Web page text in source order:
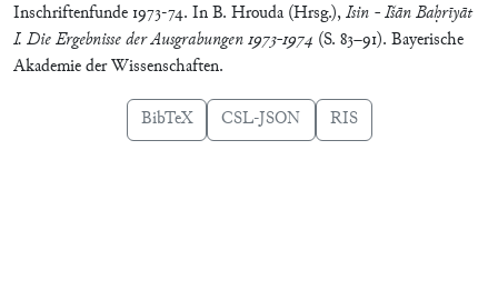
Inschriftenfunde 1973-74. In B. Hrouda (Hrsg.),Isin - Išān Baḥrīyāt
I. Die Ergebnisse der Ausgrabungen 1973-1974 (S. 83–91). Bayerische
Akademie der Wissenschaften.
BibTeX CSL-JSON RIS